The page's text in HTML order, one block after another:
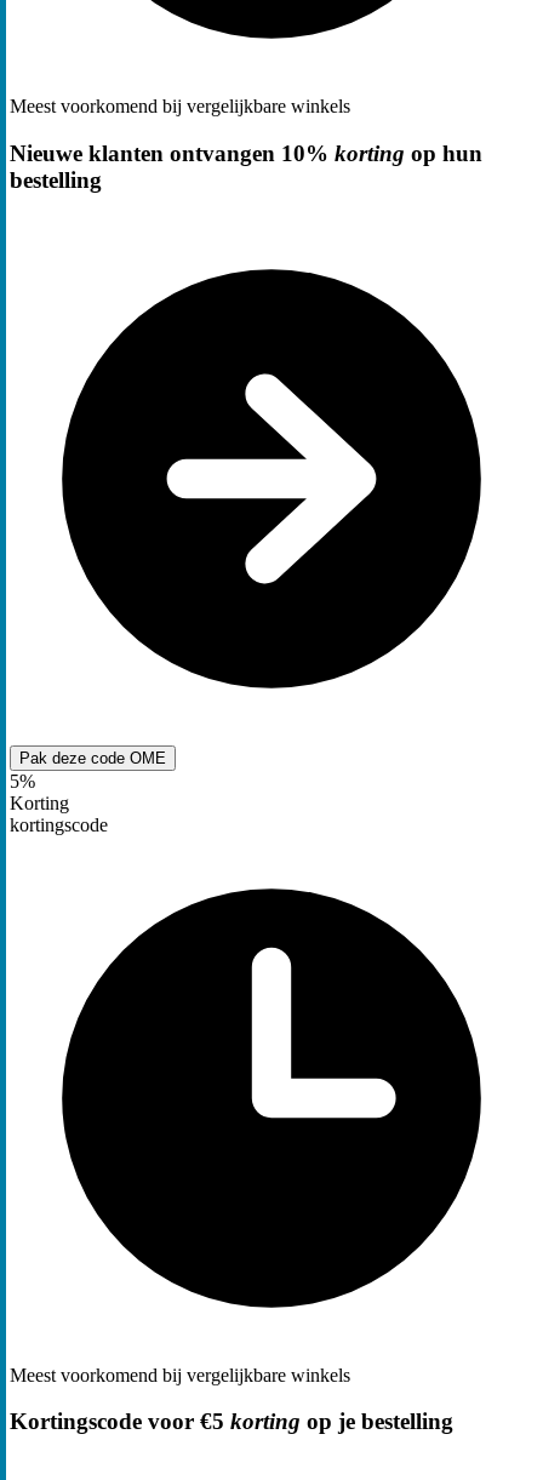
Meest voorkomend bij vergelijkbare winkels
Nieuwe klanten ontvangen 10% korting op hun
bestelling
Pak deze code OME
5%
Korting
kortingscode
Meest voorkomend bij vergelijkbare winkels
Kortingscode voor €5 korting op je bestelling